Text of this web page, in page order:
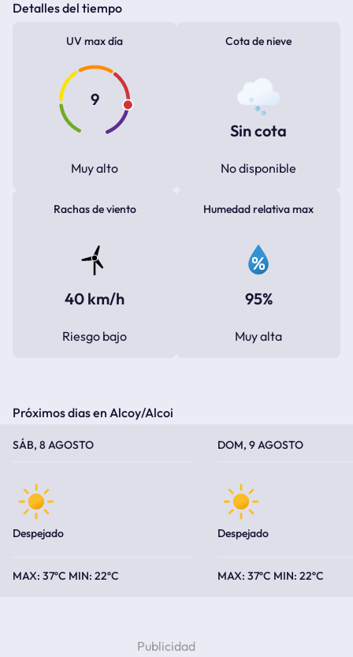
Detalles del tiempo
UV max día
9
Muy alto
Cota de nieve
Sin cota
No disponible
Rachas de viento
40 km/h
Riesgo bajo
Humedad relativa max
95%
Muy alta
Próximos dias en Alcoy/Alcoi
SÁB, 8 AGOSTO
Despejado
37ºC 22ºC
DOM, 9 AGOSTO
Despejado
37ºC 22ºC